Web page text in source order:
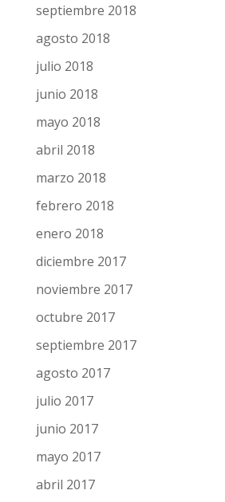
septiembre 2018
agosto 2018
julio 2018
junio 2018
mayo 2018
abril 2018
marzo 2018
febrero 2018
enero 2018
diciembre 2017
noviembre 2017
octubre 2017
septiembre 2017
agosto 2017
julio 2017
junio 2017
mayo 2017
abril 2017